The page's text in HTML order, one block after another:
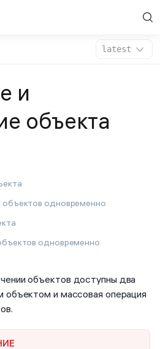
latest
и
объекта
объектов одновременно
одновременно
объектов доступны два
объектом и массовая операция